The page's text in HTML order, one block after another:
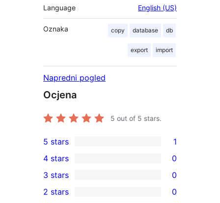
Language English (US)
Oznaka copy database db
export import
Napredni pogled
Ocjena
5 out of 5 stars.
1
5-
star
review
5 stars 1
4-
star
4 stars 0
0
3-
3 stars 0
2 stars 0